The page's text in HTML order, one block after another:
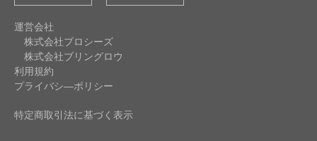
運営会社
株式会社プロシーズ
株式会社ブリングロウ
利用規約
プライバシ―ポリシー
特定商取引法に基づく表示